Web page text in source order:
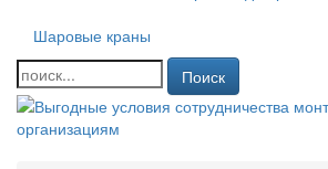
Шаровые краны
Поиск